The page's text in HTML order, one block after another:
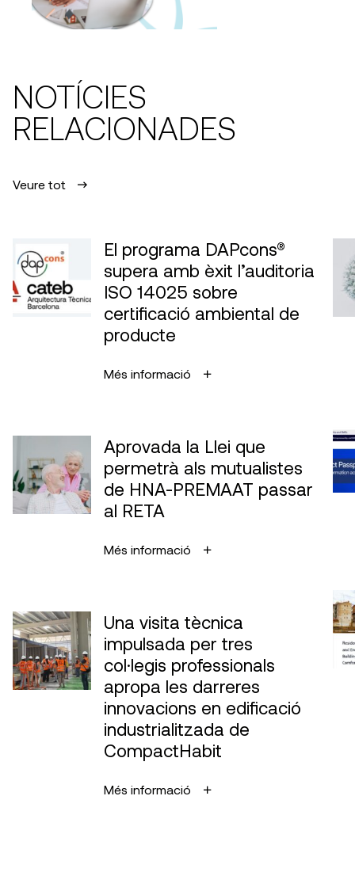
NOTÍCIES
RELACIONADES
Veure tot
El programa DAPcons®
supera amb èxit l’auditoria
ISO 14025 sobre
certificació ambiental de
producte
Més informació
Aprovada la Llei que
permetrà als mutualistes
de HNA-PREMAAT passar
al RETA
Més informació
Una visita tècnica
impulsada per tres
col·legis professionals
apropa les darreres
innovacions en edificació
industrialitzada de
CompactHabit
Més informació